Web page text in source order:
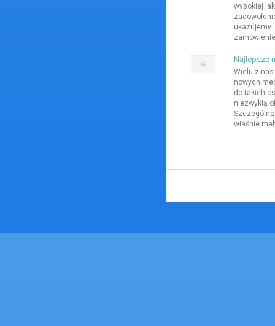
wysokiej
ukazujemy
Najlepsze
Wielu z
nowych
do takich
niezwykłą
właśnie